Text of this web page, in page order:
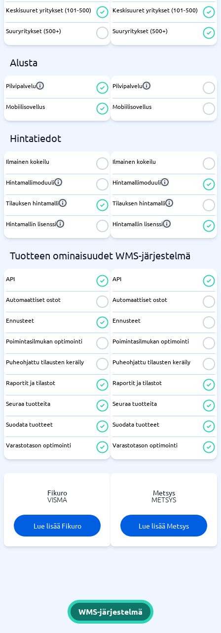
Keskisuuret yritykset (101-500)
Suuryritykset (500+)
Keskisuuret yritykset (101-500)
Suuryritykset (500+)
Alusta
Pilvipalvelu
Mobiilisovellus
Pilvipalvelu
Mobiilisovellus
Hintatiedot
Ilmainen kokeilu
Hintamallimoduuli
Tilauksen hintamalli
Hintamallin lisenssi
Ilmainen kokeilu
Hintamallimoduuli
Tilauksen hintamalli
Hintamallin lisenssi
Tuotteen ominaisuudet WMS-järjestelmä
API
Automaattiset ostot
Ennusteet
Poimintasilmukan optimointi
Puheohjattu tilausten keräily
Raportit ja tilastot
Seuraa tuotteita
Suodata tuotteet
Varastotason optimointi
API
Automaattiset ostot
Ennusteet
Poimintasilmukan optimointi
Puheohjattu tilausten keräily
Raportit ja tilastot
Seuraa tuotteita
Suodata tuotteet
Varastotason optimointi
Fikuro
VISMA
Lue lisää Fikuro
Metsys
METSYS
Lue lisää Metsys
WMS-järjestelmä